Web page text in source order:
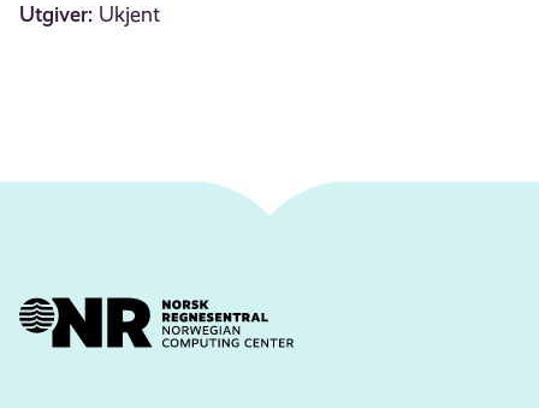
Utgiver: Ukjent